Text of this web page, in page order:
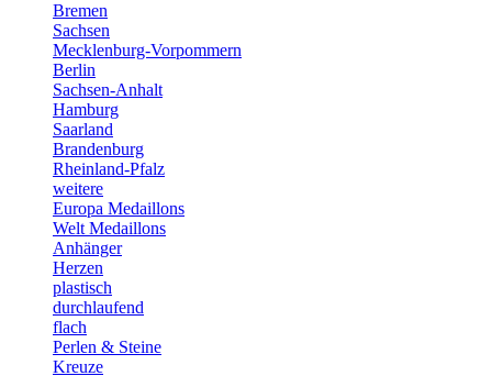
Bremen
Sachsen
Mecklenburg-Vorpommern
Berlin
Sachsen-Anhalt
Hamburg
Saarland
Brandenburg
Rheinland-Pfalz
weitere
Europa Medaillons
Welt Medaillons
Anhänger
Herzen
plastisch
durchlaufend
flach
Perlen & Steine
Kreuze